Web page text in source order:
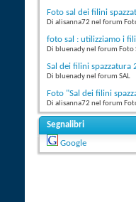
Foto sal dei filini
Di alisanna72 nel forum
foto sal : utilizziamo i
Di bluenady nel forum Foto
Sal dei filini spazzatura
Di bluenady nel forum SAL
Foto "Sal dei filini
Di alisanna72 nel forum
Segnalibri
Google